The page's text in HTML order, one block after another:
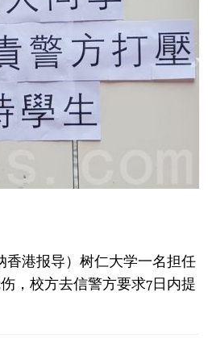
香港报导）树仁大学一名担任
，校方去信警方要求7日内提